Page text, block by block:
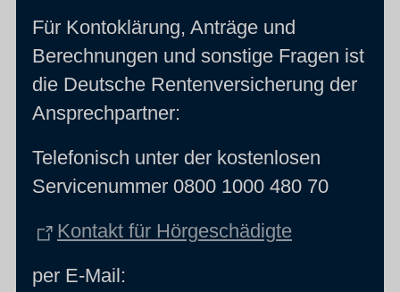
Für Kontoklärung, Anträge und
Berechnungen und sonstige Fragen ist
die Deutsche Rentenversicherung der
Ansprechpartner:
Telefonisch unter der kostenlosen
Servicenummer 0800 1000 480 70
Kontakt für Hörgeschädigte
per E-Mail: